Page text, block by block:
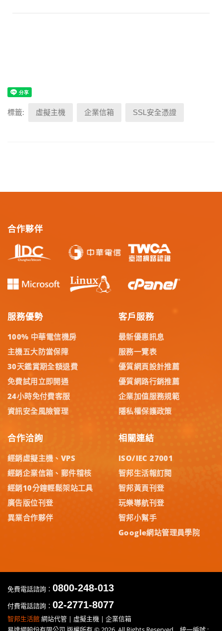
標籤: 虛擬主機 企業信箱 SSL安全憑證
合作夥伴
服務優勢
100% 中華電信機房
主機五大防當保障
30天鑑賞期全額退費
免費試用立即開通
24小時免付費客服
資訊安全風險管理
客戶服務
最新優惠訊息
服務一覽表
優質網頁設計推薦
優質網路行銷推薦
企業加值服務規範
隱私權保護政策
合作洽詢
經銷虛擬主機、VPS
經銷企業信箱、郵件稽核
經銷10分鐘輕鬆架站工具
廣告版位刊登
異業合作夥伴
相關連結
ISO/IEC 27001
智邦生活報訂閱
智邦黃頁刊登
玩樂導航刊登
智邦小幫手
Google網站管理員學院
免費電話諮詢： 0800-248-013
付費電話諮詢： 02-2771-8077
智邦生活館網站代管 | 虛擬主機 | 企業信箱